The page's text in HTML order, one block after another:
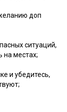
доп
ситуаций,
на местах;
и убедитесь,